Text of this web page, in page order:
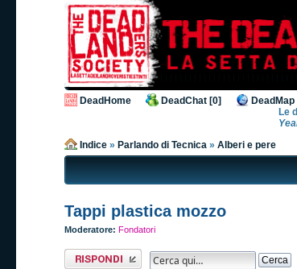
DeadHome DeadChat [0]
DeadMap
Le
Indice » Parlando di Tecnica » Alberi e pere
Tappi plastica mozzo
Moderatore: Fondatori
Rispondi al
messaggio